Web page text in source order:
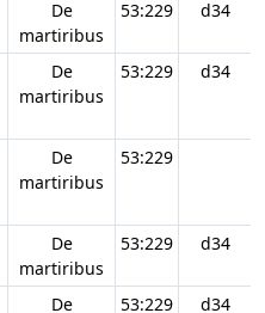
De
martiribus
53:229 d34
De
martiribus
53:229 d34
De
martiribus
53:229
De
martiribus
53:229 d34
De
53:229 d34